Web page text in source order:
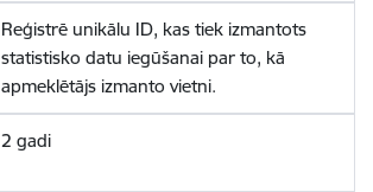
Reģistrē unikālu ID, kas tiek izmantots
statistisko datu iegūšanai par to, kā
apmeklētājs izmanto vietni.
2 gadi